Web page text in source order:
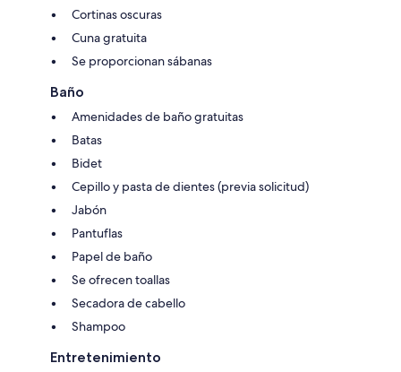
Cortinas oscuras
Cuna gratuita
Se proporcionan sábanas
Baño
Amenidades de baño gratuitas
Batas
Bidet
Cepillo y pasta de dientes (previa solicitud)
Jabón
Pantuflas
Papel de baño
Se ofrecen toallas
Secadora de cabello
Shampoo
Entretenimiento